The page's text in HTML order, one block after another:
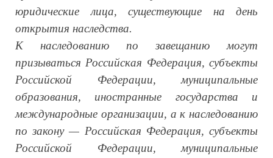
юридические лица, существующие на день
открытия наследства.
К наследованию по завещанию могут
призываться Российская Федерация, субъекты
Российской Федерации, муниципальные
образования, иностранные государства и
международные организации, а к наследованию
по закону — Российская Федерация, субъекты
Российской Федерации, муниципальные